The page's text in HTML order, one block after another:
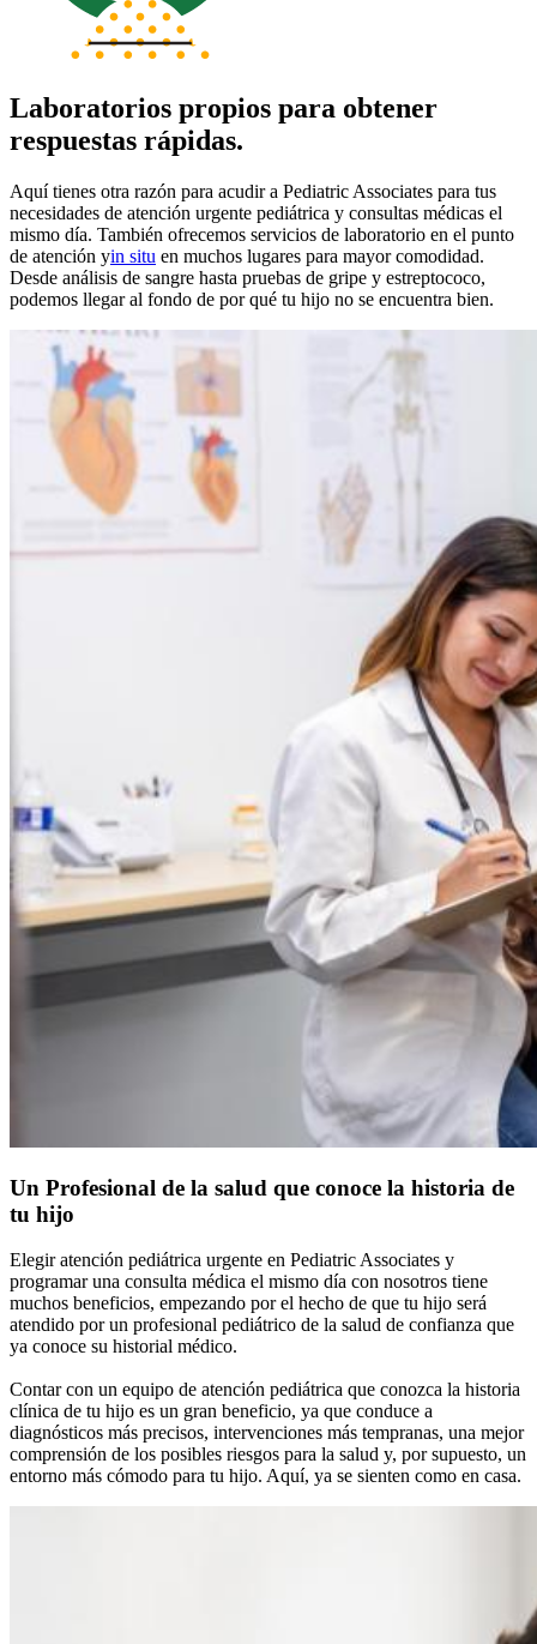
Laboratorios propios para obtener
respuestas rápidas.
Aquí tienes otra razón para acudir a Pediatric Associates para tus
necesidades de atención urgente pediátrica y consultas médicas el
mismo día. También ofrecemos servicios de laboratorio en el punto
de atención yin situ en muchos lugares para mayor comodidad.
Desde análisis de sangre hasta pruebas de gripe y estreptococo,
podemos llegar al fondo de por qué tu hijo no se encuentra bien.
Un Profesional de la salud que conoce la historia de
tu hijo
Elegir atención pediátrica urgente en Pediatric Associates y
programar una consulta médica el mismo día con nosotros tiene
muchos beneficios, empezando por el hecho de que tu hijo será
atendido por un profesional pediátrico de la salud de confianza que
ya conoce su historial médico.
Contar con un equipo de atención pediátrica que conozca la historia
clínica de tu hijo es un gran beneficio, ya que conduce a
diagnósticos más precisos, intervenciones más tempranas, una mejor
comprensión de los posibles riesgos para la salud y, por supuesto, un
entorno más cómodo para tu hijo. Aquí, ya se sienten como en casa.